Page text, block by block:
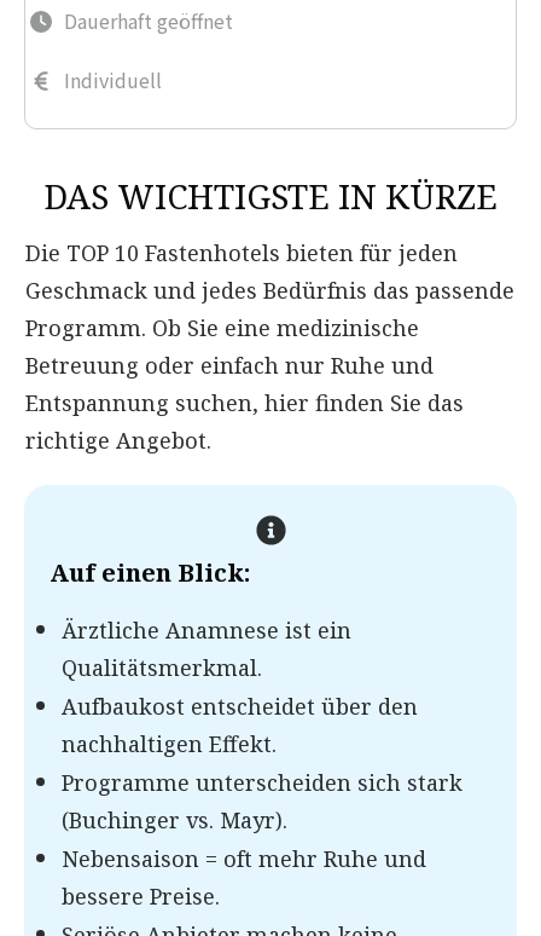
Dauerhaft geöffnet
Individuell
DAS WICHTIGSTE IN KÜRZE
Die TOP 10 Fastenhotels bieten für jeden
Geschmack und jedes Bedürfnis das passende
Programm. Ob Sie eine medizinische
Betreuung oder einfach nur Ruhe und
Entspannung suchen, hier finden Sie das
richtige Angebot.
Auf einen Blick:
Ärztliche Anamnese ist ein
Qualitätsmerkmal.
Aufbaukost entscheidet über den
nachhaltigen Effekt.
Programme unterscheiden sich stark
(Buchinger vs. Mayr).
Nebensaison = oft mehr Ruhe und
bessere Preise.